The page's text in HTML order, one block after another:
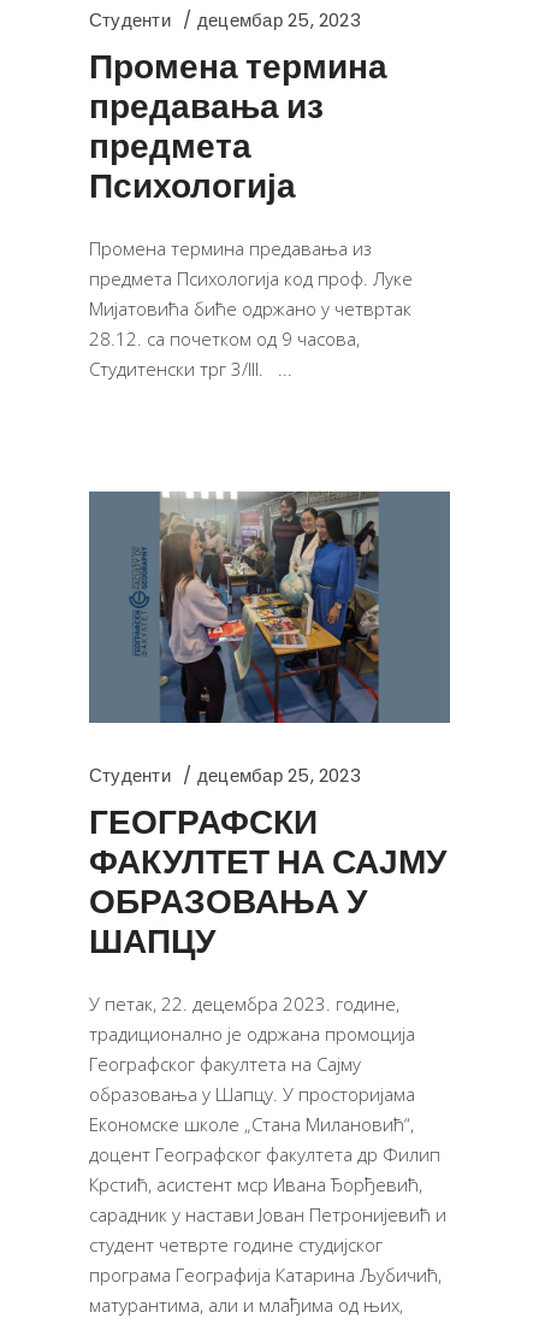
Студенти децембар 25, 2023
Промена термина
предавања из
предмета
Психологија
Промена термина предавања из
предмета Психологија код проф. Луке
Мијатовића биће одржано у четвртак
28.12. са почетком од 9 часова,
Студитенски трг 3/III.
Студенти децембар 25, 2023
ГЕОГРАФСКИ
ФАКУЛТЕТ НА САЈМУ
ОБРАЗОВАЊА У
ШАПЦУ
У петак, 22. децембра 2023. године,
традиционално је одржана промоција
Географског факултета на Сајму
образовања у Шапцу. У просторијама
Економске школе „Стана Милановић“,
доцент Географског факултета др Филип
Крстић, асистент мср Ивана Ђорђевић,
сарадник у настави Јован Петронијевић и
студент четврте године студијског
програма Географија Катарина Љубичић,
матурантима, али и млађима од њих,